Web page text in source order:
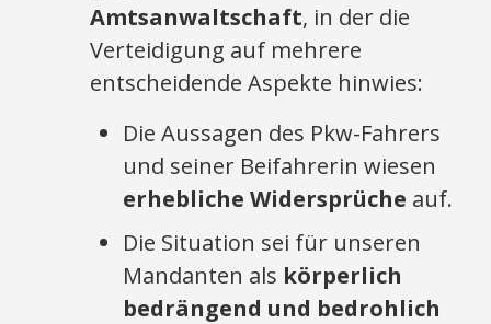
Amtsanwaltschaft, in der die
Verteidigung auf mehrere
entscheidende Aspekte hinwies:
Die Aussagen des Pkw-Fahrers
und seiner Beifahrerin wiesen
erhebliche Widersprüche auf.
Die Situation sei für unseren
Mandanten als körperlich
bedrängend und bedrohlich